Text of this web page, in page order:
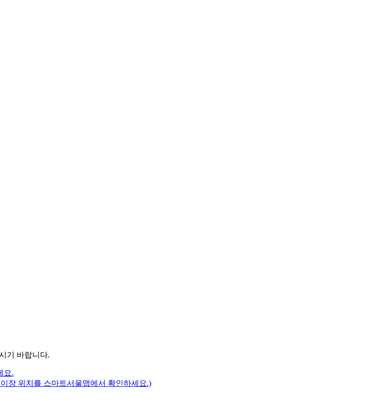
기 바랍니다.